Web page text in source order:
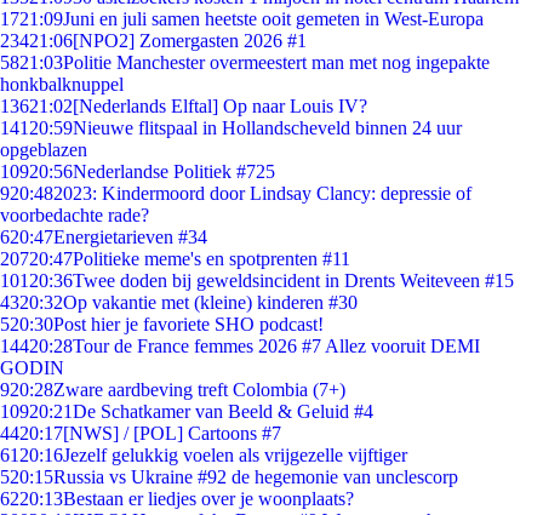
1721:09Juni en juli samen heetste ooit gemeten in West-Europa
23421:06[NPO2] Zomergasten 2026 #1
5821:03Politie Manchester overmeestert man met nog ingepakte
honkbalknuppel
13621:02[Nederlands Elftal] Op naar Louis IV?
141 20:59Nieuwe flitspaal in Hollandscheveld binnen 24 uur
opgeblazen
10920:56Nederlandse Politiek #725
920:482023: Kindermoord door Lindsay Clancy: depressie of
voorbedachte rade?
620:47Energietarieven #34
20720:47Politieke meme's en spotprenten #11
101 20:36Twee doden bij geweldsincident in Drents Weiteveen #15
4320:32Op vakantie met (kleine) kinderen #30
520:30Post hier je favoriete SHO podcast!
14420:28Tour de France femmes 2026 #7 Allez vooruit DEMI
GODIN
920:28Zware aardbeving treft Colombia (7+)
10920:21De Schatkamer van Beeld & Geluid #4
4420:17[NWS] / [POL] Cartoons #7
61 20:16Jezelf gelukkig voelen als vrijgezelle vijftiger
520:15Russia vs Ukraine #92 de hegemonie van unclescorp
6220:13Bestaan er liedjes over je woonplaats?